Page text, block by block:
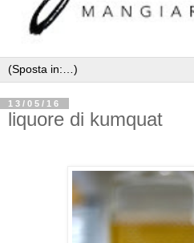
13/05/16
liquore di kumquat